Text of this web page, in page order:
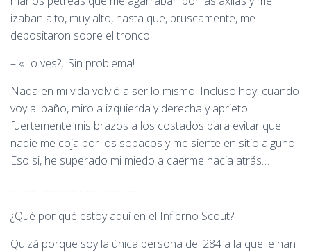
izaban alto, muy alto, hasta que, bruscamente, me
depositaron sobre el tronco.
– «Lo ves?, ¡Sin problema!
Nada en mi vida volvió a ser lo mismo. Incluso hoy, cuando
voy al baño, miro a izquierda y derecha y aprieto
fuertemente mis brazos a los costados para evitar que
nadie me coja por los sobacos y me siente en sitio alguno.
Eso si, he superado mi miedo a caerme hacia atrás…
…………………………………………..
¿Qué por qué estoy aquí en el Infierno Scout?
Quizá porque soy la única persona del 284 a la que le han